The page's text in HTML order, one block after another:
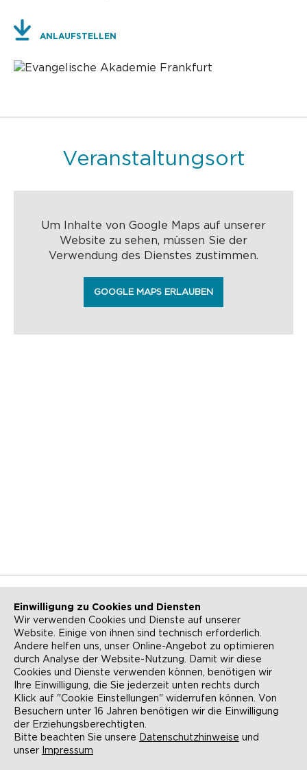
ANLAUFSTELLEN
Veranstaltungsort
Um Inhalte von Google Maps auf unserer
Website zu sehen, müssen Sie der
Verwendung des Dienstes zustimmen.
GOOGLE MAPS ERLAUBEN
NEWSLETTER KONTAKT
ANFAHRT BARRIEREFREIHEIT
SUCHE AGB
DATENSCHUTZ
COOKIE-EINSTELLUNGEN
Einwilligung zu Cookies und Diensten
Wir verwenden Cookies und Dienste auf unserer
Website. Einige von ihnen sind technisch erforderlich.
Andere helfen uns, unser Online-Angebot zu optimieren
durch Analyse der Website-Nutzung. Damit wir diese
Cookies und Dienste verwenden können, benötigen wir
Ihre Einwilligung, die Sie jederzeit unten rechts durch
Klick auf "Cookie Einstellungen" widerrufen können. Von
Besuchern unter 16 Jahren benötigen wir die Einwilligung
der Erziehungsberechtigten.
Bitte beachten Sie unsere Datenschutzhinweise und
unser Impressum